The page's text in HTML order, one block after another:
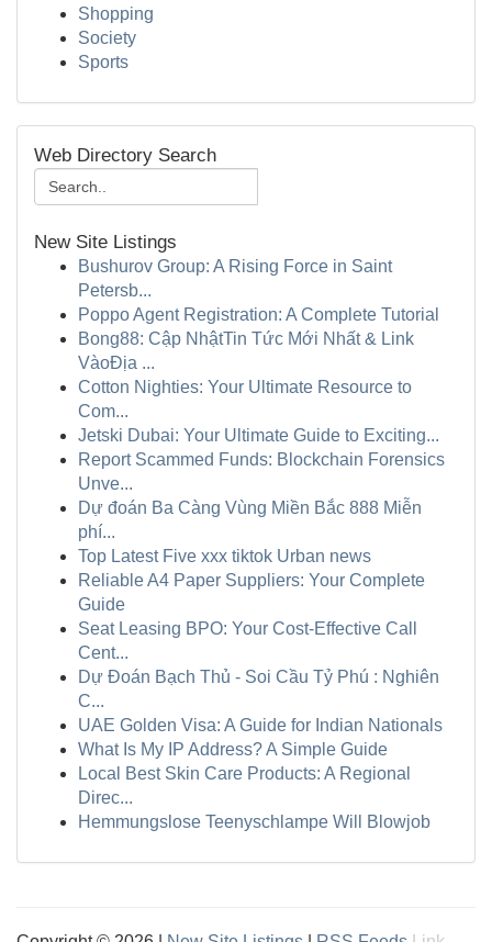
Shopping
Society
Sports
Web Directory Search
New Site Listings
Bushurov Group: A Rising Force in Saint
Petersb...
Poppo Agent Registration: A Complete Tutorial
Bong88: Cập NhậtTin Tức Mới Nhất & Link
VàoĐịa ...
Cotton Nighties: Your Ultimate Resource to
Com...
Jetski Dubai: Your Ultimate Guide to Exciting...
Report Scammed Funds: Blockchain Forensics
Unve...
Dự đoán Ba Càng Vùng Miền Bắc 888 Miễn
phí...
Top Latest Five xxx tiktok Urban news
Reliable A4 Paper Suppliers: Your Complete
Guide
Seat Leasing BPO: Your Cost-Effective Call
Cent...
Dự Đoán Bạch Thủ - Soi Cầu Tỷ Phú : Nghiên
C...
UAE Golden Visa: A Guide for Indian Nationals
What Is My IP Address? A Simple Guide
Local Best Skin Care Products: A Regional
Direc...
Hemmungslose Teenyschlampe Will Blowjob